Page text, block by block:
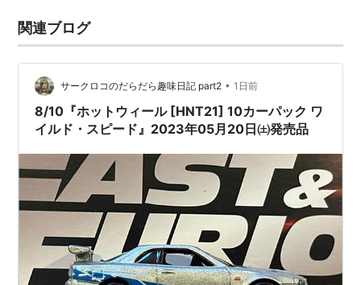
一般的な自動車には必要な車庫証明・車検といったもの
が不要なため、維持費が安くすむ。
車体が小さいため、狭い駐車スペースでも止める事がで
きる。
基本的には一人乗りで荷物もそれほど載らないので、ど
ちらかといえば自動車というよりも屋根のついたミニバ
イクのような感覚で乗る事ができる。
主なメーカー
チョロQモーターズ
光岡自動車
タケオカ自動車工芸
関連ブログ
サークロコのだらだら趣味日記 part2 • 1日前
8/10『ホットウィール [HNT21] 10カーパック ワ
イルド・スピード』2023年05月20日㈯発売品